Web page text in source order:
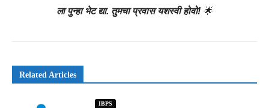
ला पुन्हा भेट द्या. तुमचा प्रवास यशस्वी होवो! 🌟
Related Articles
IBPS